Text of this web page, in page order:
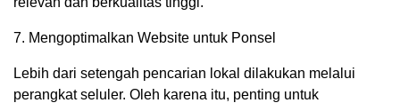
7. Mengoptimalkan Website untuk Ponsel
Lebih dari setengah pencarian lokal dilakukan melalui
perangkat seluler. Oleh karena itu, penting untuk